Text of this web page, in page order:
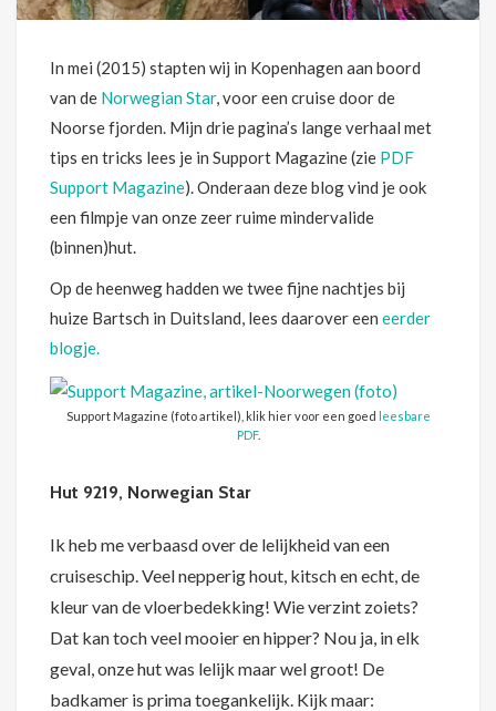
In mei (2015) stapten wij in Kopenhagen aan boord
van de Norwegian Star, voor een cruise door de
Noorse fjorden. Mijn drie pagina’s lange verhaal met
tips en tricks lees je in Support Magazine (zie PDF
Support Magazine). Onderaan deze blog vind je ook
een filmpje van onze zeer ruime mindervalide
(binnen)hut.
Op de heenweg hadden we twee fijne nachtjes bij
huize Bartsch in Duitsland, lees daarover een eerder
blogje.
Support Magazine (foto artikel), klik hier voor een goed leesbare
PDF.
Hut 9219, Norwegian Star
Ik heb me verbaasd over de lelijkheid van een
cruiseschip. Veel nepperig hout, kitsch en echt, de
kleur van de vloerbedekking! Wie verzint zoiets?
Dat kan toch veel mooier en hipper? Nou ja, in elk
geval, onze hut was lelijk maar wel groot! De
badkamer is prima toegankelijk. Kijk maar: